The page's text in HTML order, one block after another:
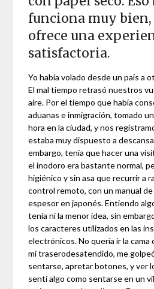
funciona muy
ofrece una
satisfactoria.
Yo había volado desde un país a
El mal tiempo retrasó nuestros
aire. Por el tiempo que había
aduanas e inmigración, tomado
hora en la ciudad, y nos
estaba muy dispuesto a
embargo, tenía que hacer una
el inodoro era bastante normal,
higiénico y sin asa que recurrir a
control remoto, con un manual
espesor en japonés. Entiendo
tenía ni la menor idea, sin
los caracteres utilizados en las
electrónicos. No quería ir la cama
mi traserodesatendido, me
sentarse, apretar botones, y ver
sentí algo como sentarse en un